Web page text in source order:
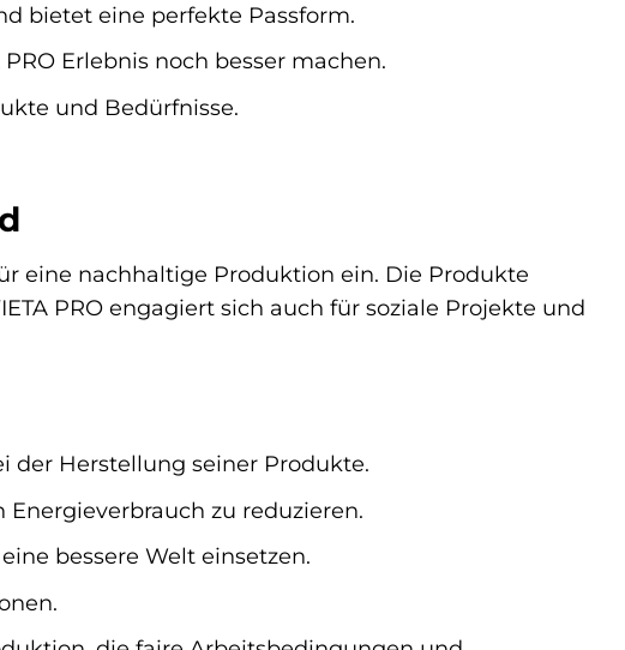
bietet eine perfekte Passform.
Erlebnis noch besser machen.
und Bedürfnisse.
eine nachhaltige Produktion ein. Die Produkte
PRO engagiert sich auch für soziale Projekte und
der Herstellung seiner Produkte.
zu reduzieren.
bessere Welt einsetzen.